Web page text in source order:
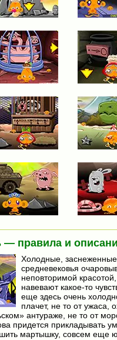
— правила и
Холодные,
средневековья
неповторимой
навевают какое-то
еще здесь очень
плачет, не то от ужаса,
антураже, не то от
придется прикладывать
мартышку, совсем еще